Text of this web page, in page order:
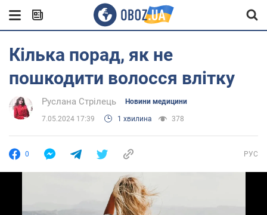
Кілька порад, як не
пошкодити волосся влітку
Руслана Стрілець Новини медицини
7.05.2024 17:39 1 хвилина 378
0 РУС